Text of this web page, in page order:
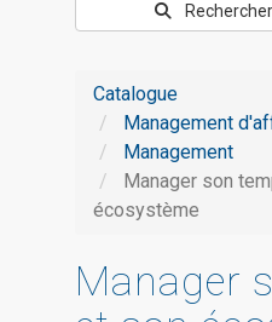
Catalogue
Management
Management
Manager son
écosystème
Manager